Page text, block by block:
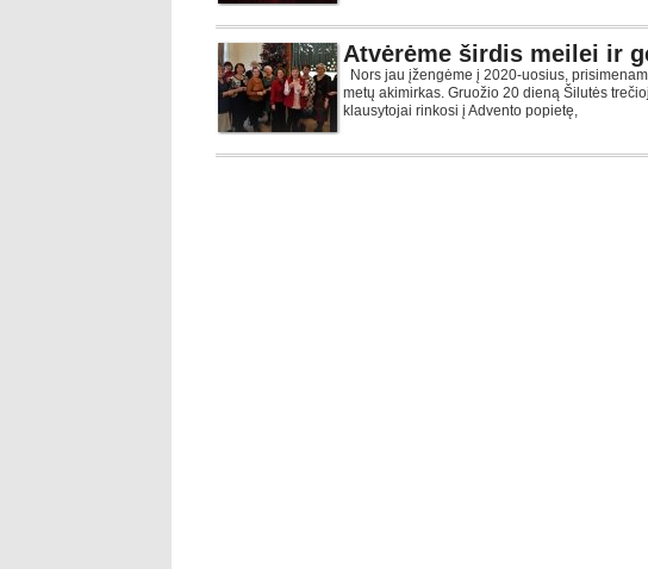
Atvėrėme širdis meilei ir
Nors jau įžengėme į 2020-uosius,
metų akimirkas. Gruožio 20 dieną Šilutės
klausytojai rinkosi į Advento popietę,